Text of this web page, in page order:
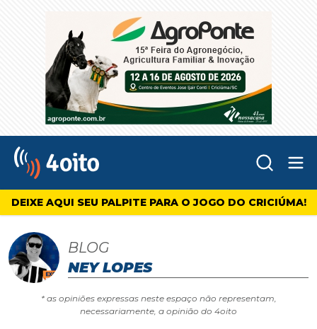
4oito
DEIXE AQUI SEU PALPITE PARA O JOGO DO CRICIÚMA!
BLOG
NEY LOPES
* as opiniões expressas neste espaço não representam,
necessariamente, a opinião do 4oito